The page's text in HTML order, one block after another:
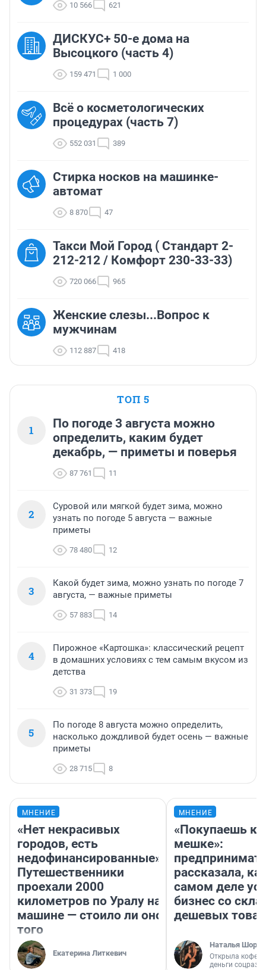
10 566 621
ДИСКУС+ 50-е дома на
Высоцкого (часть 4)
159 471 1 000
Всё о косметологических
процедурах (часть 7)
552 031 389
Стирка носков на машинке-
автомат
8 870 47
Такси Мой Город ( Стандарт 2-
212-212 / Комфорт 230-33-33)
720 066 965
Женские слезы...Вопрос к
мужчинам
112 887 418
ТОП 5
1
По погоде 3 августа можно
определить, каким будет
декабрь, — приметы и поверья
87 761 11
2
Суровой или мягкой будет зима, можно
узнать по погоде 5 августа — важные
приметы
78 480 12
3
Какой будет зима, можно узнать по погоде 7
августа, — важные приметы
57 883 14
4
Пирожное «Картошка»: классический рецепт
в домашних условиях с тем самым вкусом из
детства
31 373 19
5
По погоде 8 августа можно определить,
насколько дождливой будет осень — важные
приметы
28 715 8
МНЕНИЕ
«Нет некрасивых
городов, есть
недофинансированные».
Путешественники
проехали 2000
километров по Уралу на
машине — стоило ли оно
того
Екатерина Литкевич
МНЕНИЕ
«Покупаешь
мешке»:
рассказала,
самом деле
бизнес со
дешевых
Наталья
Открыла
деньги